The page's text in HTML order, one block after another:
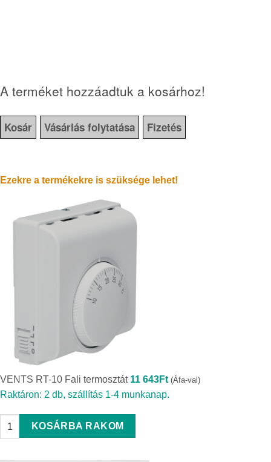
A terméket hozzáadtuk a kosárhoz!
Kosár Vásárlás folytatása Fizetés
Ezekre a termékekre is szüksége lehet!
VENTS RT-10 Fali termosztát 11 643Ft (Áfa-val)
Raktáron: 2 db, szállítás 1-4 munkanap.
VENTS RT-10 Fali termosztát quantity
KOSÁRBA RAKOM